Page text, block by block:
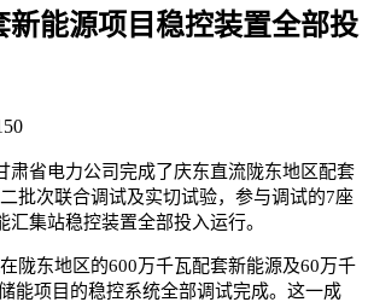
新能源项目稳控装置全部投
肃省电力公司完成了庆东直流陇东地区配套
批次联合调试及实切试验，参与调试的7座
汇集站稳控装置全部投入运行。
陇东地区的600万千瓦配套新能源及60万千
能项目的稳控系统全部调试完成。这一成